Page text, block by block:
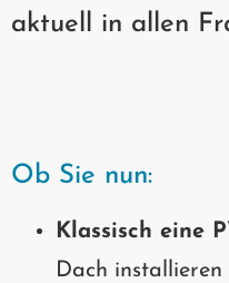
aktuell in allen
Ob Sie nun:
Klassisch eine
Dach